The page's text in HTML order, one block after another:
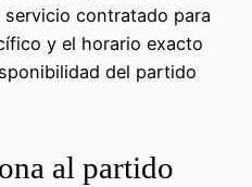
contratado para
y el horario exacto
del partido
al partido